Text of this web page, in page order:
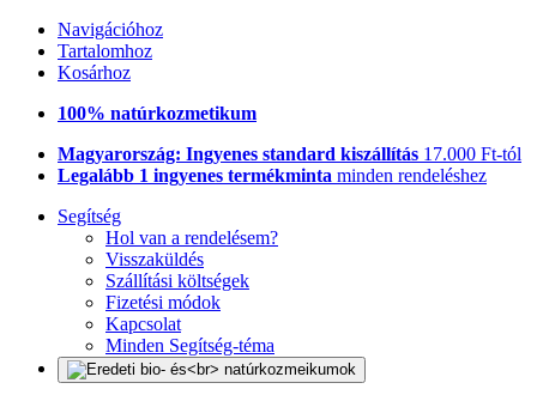
Navigációhoz
Tartalomhoz
Kosárhoz
100% natúrkozmetikum
Magyarország: Ingyenes standard kiszállítás 17.000 Ft-tól
Legalább 1 ingyenes termékminta minden rendeléshez
Segítség
Hol van a rendelésem?
Visszaküldés
Szállítási költségek
Fizetési módok
Kapcsolat
Minden Segítség-téma